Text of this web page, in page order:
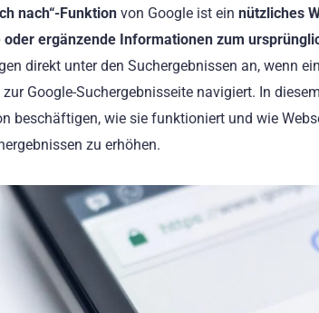
nach“-Funktion von Google ist ein nützliches
oder ergänzende Informationen zum
direkt unter den Suchergebnissen an, wenn
Google-Suchergebnisseite navigiert. In
beschäftigen, wie sie funktioniert und wie
zu erhöhen.